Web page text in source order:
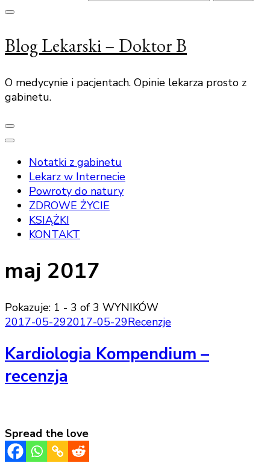
Blog Lekarski – Doktor B
O medycynie i pacjentach. Opinie lekarza prosto z
gabinetu.
Notatki z gabinetu
Lekarz w Internecie
Powroty do natury
ZDROWE ŻYCIE
KSIĄŻKI
KONTAKT
maj 2017
Pokazuje: 1 - 3 of 3 WYNIKÓW
2017-05-292017-05-29Recenzje
Kardiologia Kompendium –
recenzja
Spread the love